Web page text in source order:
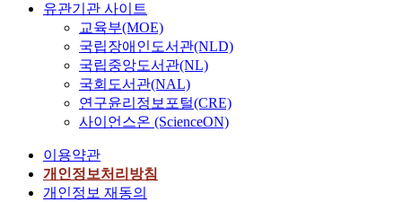
유관기관 사이트
교육부(MOE)
국립장애인도서관(NLD)
국립중앙도서관(NL)
국회도서관(NAL)
연구윤리정보포털(CRE)
사이언스온 (ScienceON)
이용약관
개인정보처리방침
개인정보 재동의